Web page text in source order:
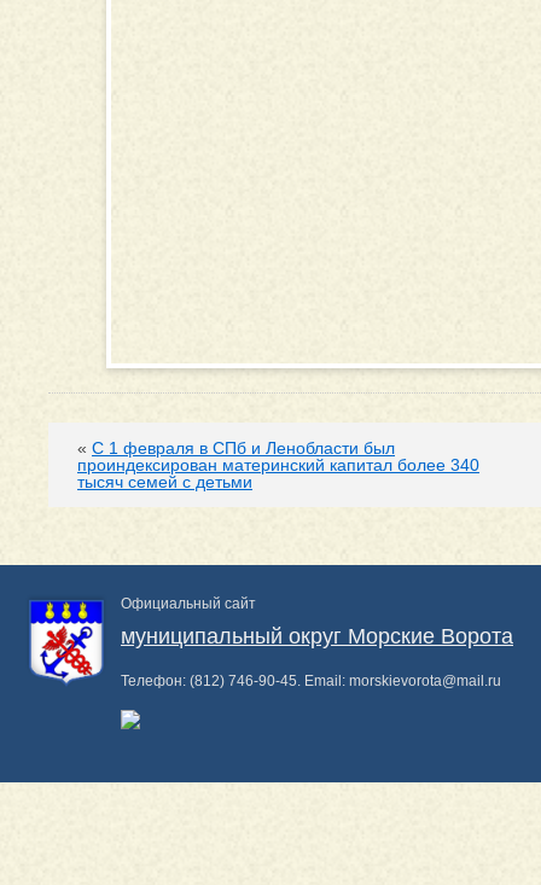
« С 1 февраля в СПб и Ленобласти был
проиндексирован материнский капитал более 340
тысяч семей с детьми
Официальный сайт
муниципальный округ Морские Ворота
Телефон: (812) 746-90-45. Email: morskievorota@mail.ru